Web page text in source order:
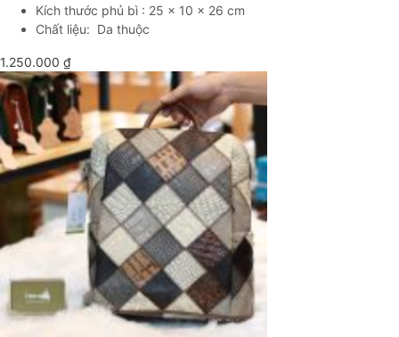
Kích thước phủ bì : 25 x 10 x 26 cm
Chất liệu: Da thuộc
1.250.000 ₫